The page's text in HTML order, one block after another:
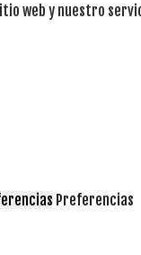
web y nuestro
Preferencias